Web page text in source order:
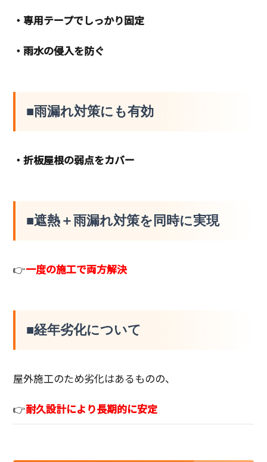
・専用テープでしっかり固定
・雨水の侵入を防ぐ
■雨漏れ対策にも有効
・折板屋根の弱点をカバー
■遮熱＋雨漏れ対策を同時に実現
👉一度の施工で両方解決
■経年劣化について
屋外施工のため劣化はあるものの、
👉耐久設計により長期的に安定